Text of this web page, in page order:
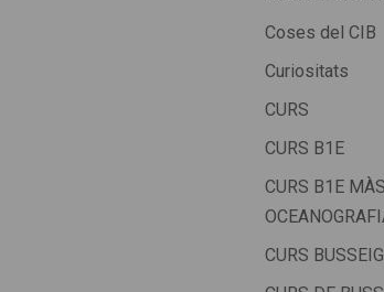
Coses del CIB
Curiositats
CURS
CURS B1E
CURS B1E
CURS